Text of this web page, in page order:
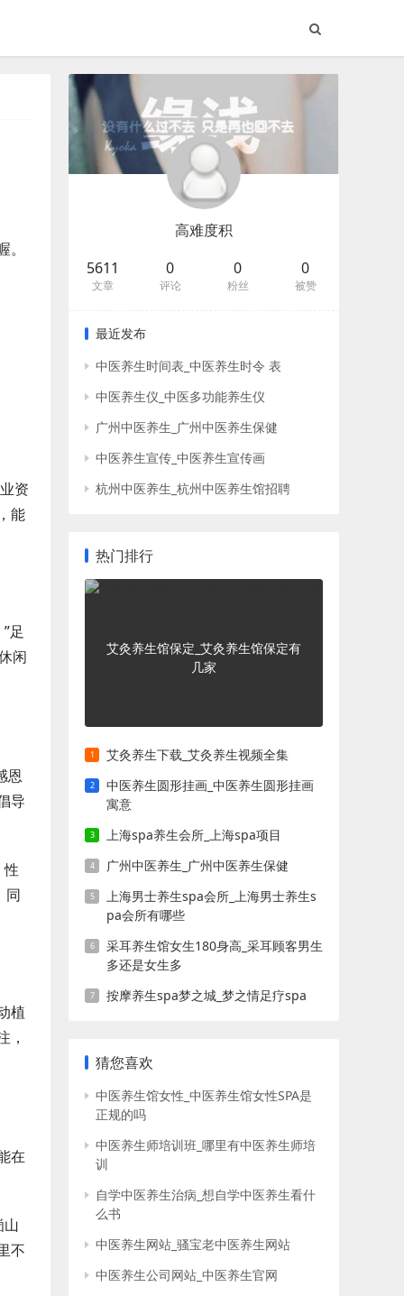
资
能
足
闲
恩
导
性
同
植
，
在
山
不
高难度积
5611
文章
0
评论
0
粉丝
0
被赞
最近发布
中医养生时间表_中医养生时令 表
中医养生仪_中医多功能养生仪
广州中医养生_广州中医养生保健
中医养生宣传_中医养生宣传画
杭州中医养生_杭州中医养生馆招聘
热门排行
艾灸养生馆保定_艾灸养生馆保定有
几家
艾灸养生下载_艾灸养生视频全集
中医养生圆形挂画_中医养生圆形挂画
寓意
上海spa养生会所_上海spa项目
广州中医养生_广州中医养生保健
上海男士养生spa会所_上海男士养生s
pa会所有哪些
采耳养生馆女生180身高_采耳顾客男生
多还是女生多
按摩养生spa梦之城_梦之情足疗spa
猜您喜欢
中医养生馆女性_中医养生馆女性SPA是
正规的吗
中医养生师培训班_哪里有中医养生师培
训
自学中医养生治病_想自学中医养生看什
么书
中医养生网站_骚宝老中医养生网站
中医养生公司网站_中医养生官网